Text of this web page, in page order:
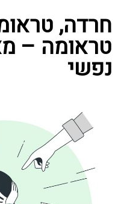
חרדה,
טראומה –
נפשי